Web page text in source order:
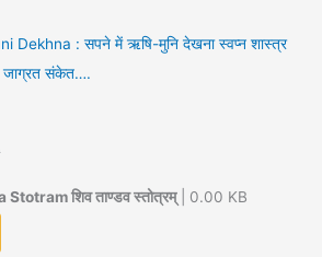
Dekhna : सपने में ऋषि-मुनि देखना स्वप्न शास्त्र
संकेत….
शिव ताण्डव स्तोत्रम्| 0.00 KB